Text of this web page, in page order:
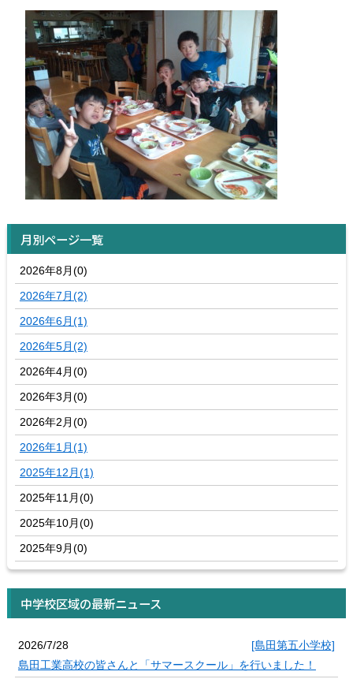
月別ページ一覧
2026年8月(0)
2026年7月(2)
2026年6月(1)
2026年5月(2)
2026年4月(0)
2026年3月(0)
2026年2月(0)
2026年1月(1)
2025年12月(1)
2025年11月(0)
2025年10月(0)
2025年9月(0)
中学校区域の最新ニュース
2026/7/28
[島田第五小学校]
島田工業高校の皆さんと「サマースクール」を行いました！